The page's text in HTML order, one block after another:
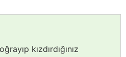
kızdırdığınız